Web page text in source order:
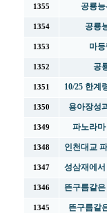
1355 공룡
1354 공룡
1353 마
1352 공
1351 10/25 한계
1350 용아장성
1349 파노라마
1348 인천대교
1347 성삼재에
1346 뜬구름같
1345 뜬구름같